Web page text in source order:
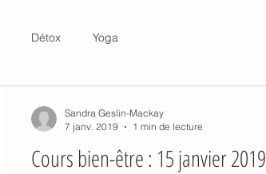
Détox Yoga
Cours bien-être : 15 janvier 2019
Sandra Geslin-Mackay
7 janv. 2019
1 min de lecture